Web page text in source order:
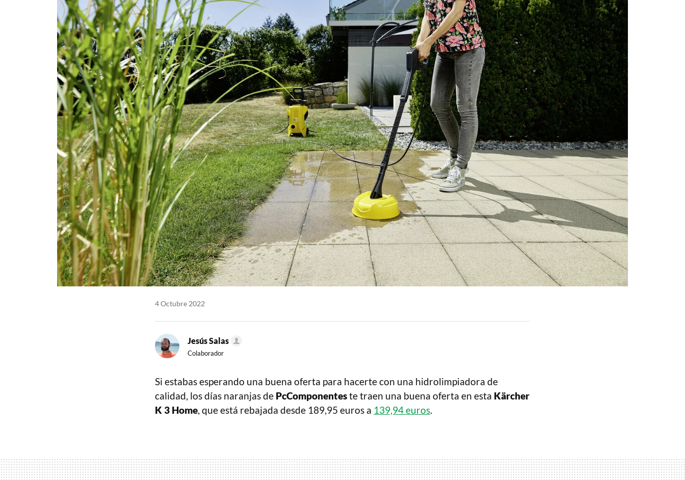
4 Octubre 2022
Jesús Salas
Colaborador
Si estabas esperando una buena oferta para hacerte con una hidrolimpiadora de
calidad, los días naranjas de PcComponenteste traen una buena oferta en esta Kärcher
K 3 Home, que está rebajada desde 189,95 euros a 139,94 euros.